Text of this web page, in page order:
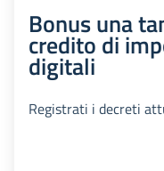
Bonus una
credito di
digitali
Registrati i decreti